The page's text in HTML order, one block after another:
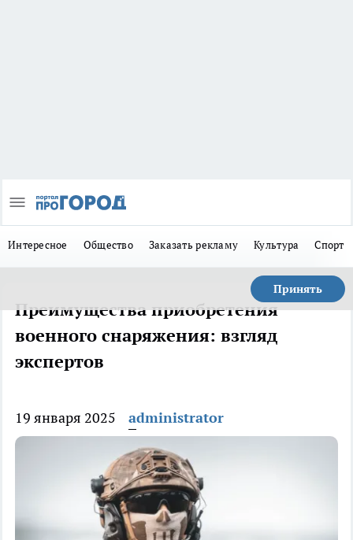
Интересное Общество Заказать рекламу Культура Спорт
Принять
Преимущества приобретения
военного снаряжения: взгляд
экспертов
19 января 2025 administrator